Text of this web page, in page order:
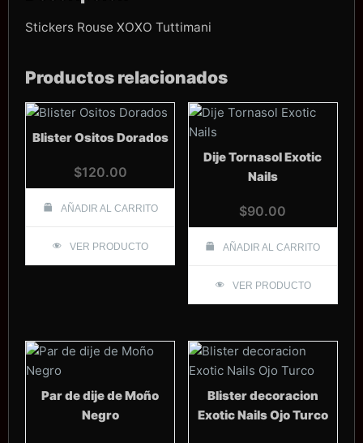
Stickers Rouse XOXO Tuttimani
Productos relacionados
Blister Ositos Dorados
$120.00
AÑADIR AL CARRITO
VER PRODUCTO
Dije Tornasol Exotic
Nails
$90.00
AÑADIR AL CARRITO
VER PRODUCTO
Par de dije de Moño
Negro
Blister decoracion
Exotic Nails Ojo Turco